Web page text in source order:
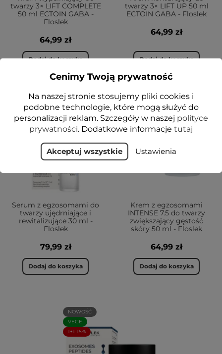
twarzy 3× LIFT COMPLETE
50 ml ECTOIN GABA -
Floslek
64,99 zł
Dodaj do koszyka
twarzy 3× LIFT UP 50 ml
ECTOIN GABA - Floslek
64,99 zł
Dodaj do koszyka
NOWOŚĆ
1+1-15%
Serum z egzosomami do
twarzy ujędrniające i
rewitalizujące 30 ml -
Floslek
79,99 zł
Dodaj do koszyka
NOWOŚĆ
VEGE
1+1-15%
Krem z egzosomami
INTENSE 7.5 do twarzy
zwiększający gęstość
skóry 50 ml - Floslek
64,99 zł
Dodaj do koszyka
NOWOŚĆ
VEGE
1+1-15%
Cenimy Twoją prywatność
Na naszej stronie stosujemy pliki cookies i
podobne technologie, które mogą służyć do
personalizacji reklam. Szczegóły w naszej polityce
prywatności. Dodatkowe informacje tutaj
Akceptuj wszystkie Ustawienia